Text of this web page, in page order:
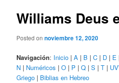
Williams Deus
Posted onnoviembre 12, 2020
Navigación: Inicio |A | B |C | D | E
N | Numéricos |O | P |Q |S |T |
Griego | Biblias en Hebreo